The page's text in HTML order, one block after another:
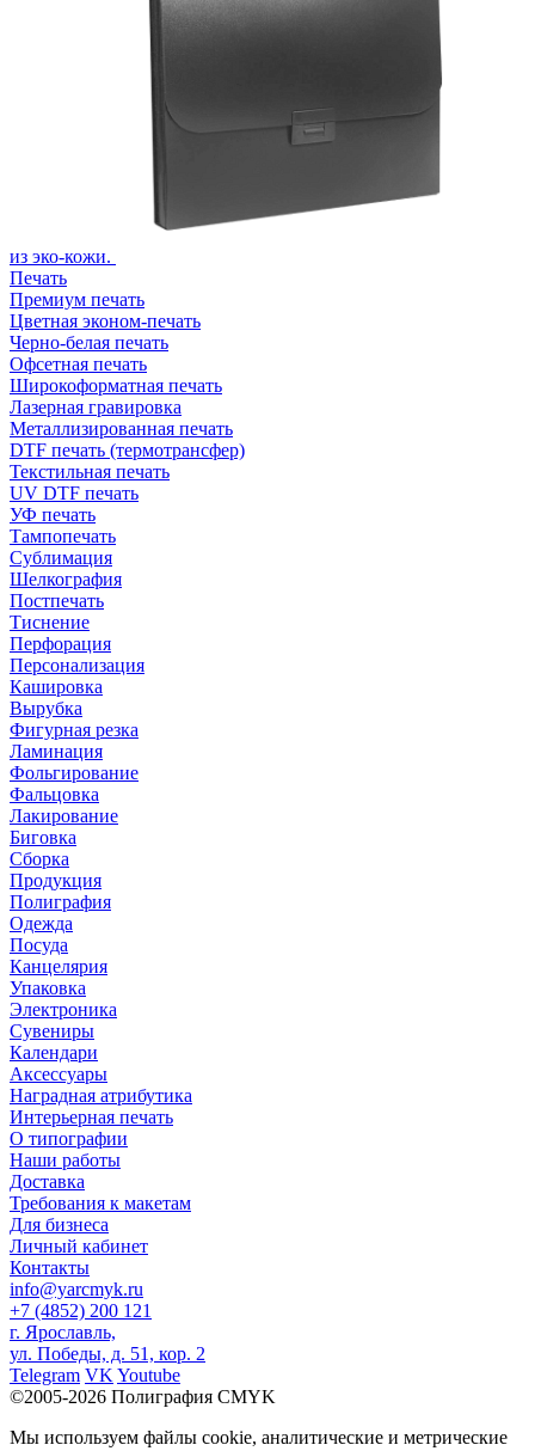
из эко-кожи.
Печать
Премиум печать
Цветная эконом-печать
Черно-белая печать
Офсетная печать
Широкоформатная печать
Лазерная гравировка
Металлизированная печать
DTF печать (термотрансфер)
Текстильная печать
UV DTF печать
УФ печать
Тампопечать
Сублимация
Шелкография
Постпечать
Тиснение
Перфорация
Персонализация
Кашировка
Вырубка
Фигурная резка
Ламинация
Фольгирование
Фальцовка
Лакирование
Биговка
Сборка
Продукция
Полиграфия
Одежда
Посуда
Канцелярия
Упаковка
Электроника
Сувениры
Календари
Аксессуары
Наградная атрибутика
Интерьерная печать
О типографии
Наши работы
Доставка
Требования к макетам
Для бизнеса
Личный кабинет
Контакты
info@yarcmyk.ru
+7 (4852) 200 121
г. Ярославль,
ул. Победы, д. 51, кор. 2
Telegram VK Youtube
©2005-2026 Полиграфия CMYK
Мы используем файлы cookie, аналитические и метрические